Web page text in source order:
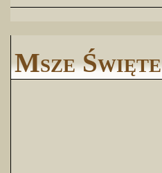
Msze Święte